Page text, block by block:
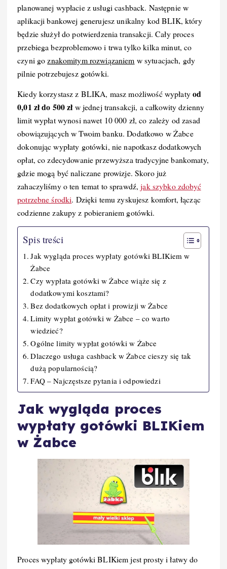
o
o
k
I
n
n
k
planowanej wypłacie z usługi cashback. Następnie w
aplikacji bankowej generujesz unikalny kod BLIK, który
będzie służył do potwierdzenia transakcji. Cały proces
przebiega bezproblemowo i trwa tylko kilka minut, co
czyni goznakomitym rozwiązaniem w sytuacjach, gdy
pilnie potrzebujesz gotówki.
Kiedy korzystasz z BLIKA, masz możliwość wypłatyod
0,01 zł do 500 złw jednej transakcji, a całkowity dzienny
limit wypłat wynosi nawet 10 000 zł, co zależy od zasad
obowiązujących w Twoim banku. Dodatkowo w Żabce
dokonując wypłaty gotówki, nie napotkasz dodatkowych
opłat, co zdecydowanie przewyższa tradycyjne bankomaty,
gdzie mogą być naliczane prowizje. Skoro już
zahaczyliśmy o ten temat to sprawdź,jak szybko zdobyć
potrzebne środki. Dzięki temu zyskujesz komfort, łącząc
codzienne zakupy z pobieraniem gotówki.
Spis treści
Jak wygląda proces wypłaty gotówki BLIKiem w
Żabce
Czy wypłata gotówki w Żabce wiąże się z
dodatkowymi kosztami?
Bez dodatkowych opłat i prowizji w Żabce
Limity wypłat gotówki w Żabce – co warto
wiedzieć?
Ogólne limity wypłat gotówki w Żabce
Dlaczego usługa cashback w Żabce cieszy się tak
dużą popularnością?
FAQ – Najczęstsze pytania i odpowiedzi
Jak wygląda proces
wypłaty gotówki BLIKiem
w Żabce
Proces wypłaty gotówki BLIKiem jest prosty i łatwy do